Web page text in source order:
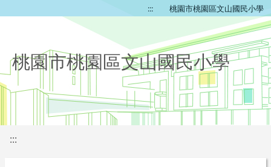
::: 桃園市桃園區文山國民小學
桃園市桃園區文山國民小學
:::